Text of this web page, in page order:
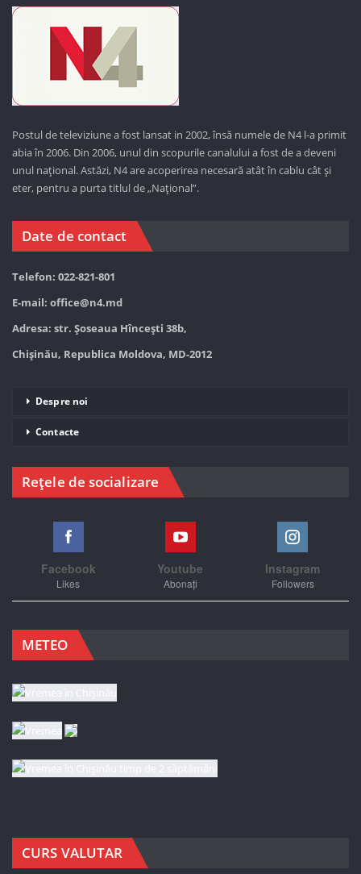
Postul de televiziune a fost lansat in 2002, însă numele de N4 l-a primit
abia în 2006. Din 2006, unul din scopurile canalului a fost de a deveni
unul național. Astăzi, N4 are acoperirea necesară atât în cablu cât și
eter, pentru a purta titlul de „Național”.
Date de contact
Telefon: 022-821-801
E-mail: office@n4.md
Adresa: str. Șoseaua Hînceşti 38b,
Chișinău, Republica Moldova, MD-2012
Despre noi
Contacte
Rețele de socializare
Facebook
Likes
Youtube
Abonați
Instagram
Followers
METEO
CURS VALUTAR